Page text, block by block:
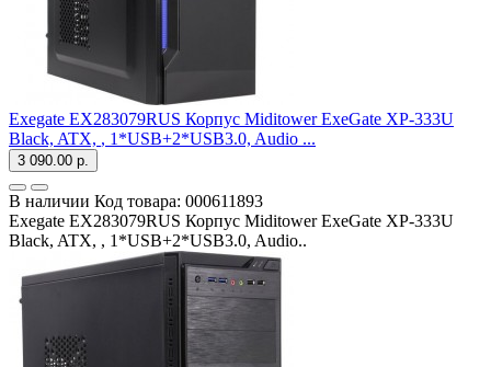
Exegate EX283079RUS Корпус Miditower ExeGate XP-333U
Black, ATX, , 1*USB+2*USB3.0, Audio ...
3 090.00 р.
В наличии Код товара: 000611893
Exegate EX283079RUS Корпус Miditower ExeGate XP-333U
Black, ATX, , 1*USB+2*USB3.0, Audio..